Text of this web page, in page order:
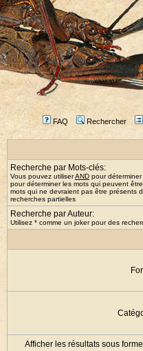
FAQ Rechercher
Recherche par Mots-clés:
Vous pouvez utiliserAND pour
pour déterminer les mots qui peuvent
mots qui ne devraient pas être présents
recherches partielles
Recherche par Auteur:
Utilisez * comme un joker pour des
Afficher les résultats sous